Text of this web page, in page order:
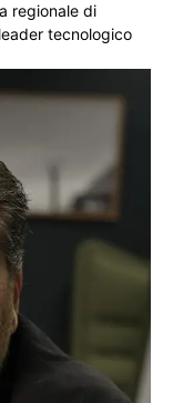
regionale di
tecnologico